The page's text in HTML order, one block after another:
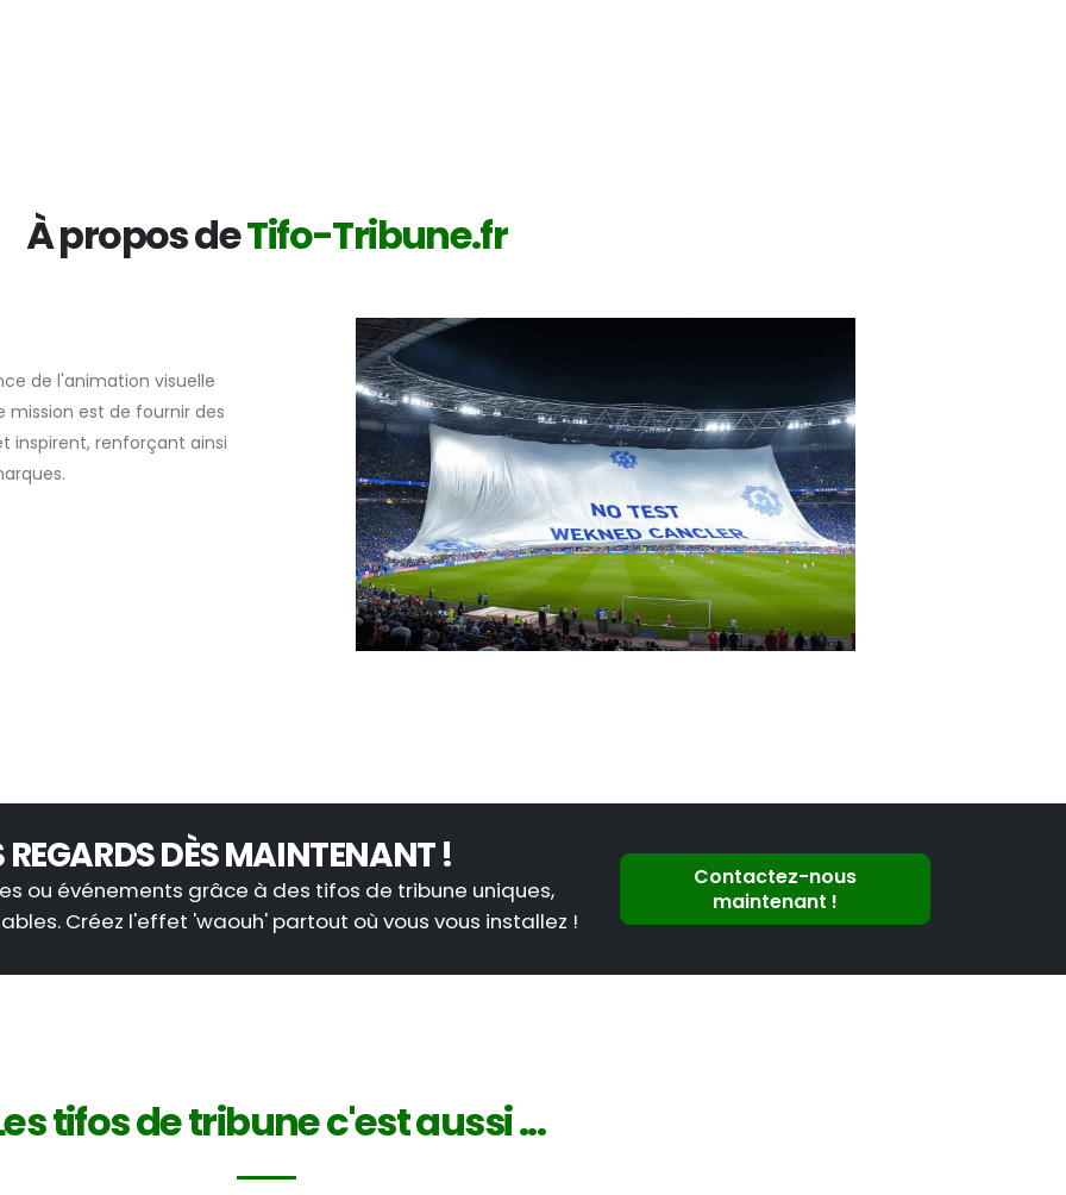
À propos deTifo-Tribune.fr
de l'animation visuelle
est de fournir des
inspirent, renforçant ainsi
REGARDS DÈS MAINTENANT !
ou événements grâce à des tifos de tribune uniques,
Créez l'effet 'waouh' partout où vous vous installez !
Contactez-nous
maintenant !
tifos de tribune c'est aussi ...